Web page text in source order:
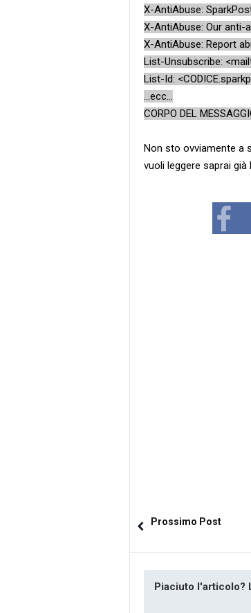
X-AntiAbuse:
X-AntiAbuse: Our anti-
X-AntiAbuse: Report
List-Unsubscribe:
List-Id:
...ecc...
CORPO DEL
Non sto ovviamente a
vuoli leggere saprai
Prossimo Post
Piaciuto l'articolo?